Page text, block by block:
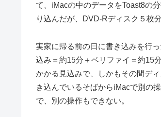
て、iMacの中のデータをToast8の
り込んだが、DVD-Rディスク５枚
実家に帰る前の日に書き込みを行
込み＝約15分＋ベリファイ＝約15
かかる見込みで、しかもその間デ
き込んでいるそばからiMacで別の
で、別の操作もできない。